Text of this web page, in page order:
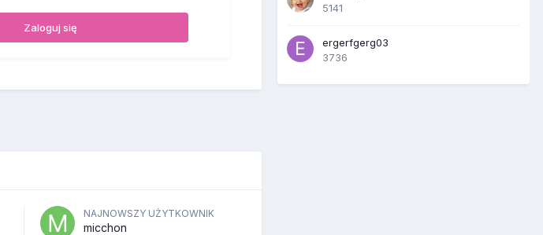
Zaloguj się
NAJNOWSZY UŻYTKOWNIK
micchon
5141
ergerfgerg03
3736